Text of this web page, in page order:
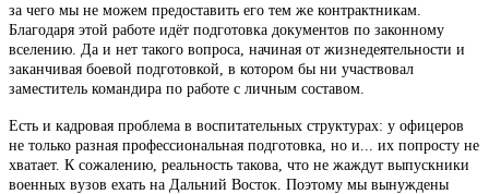
за чего мы не можем предоставить его тем же контрактникам.
Благодаря этой работе идёт подготовка документов по законному
вселению. Да и нет такого вопроса, начиная от жизнедеятельности и
заканчивая боевой подготовкой, в котором бы ни участвовал
заместитель командира по работе с личным составом.
Есть и кадровая проблема в воспитательных структурах: у офицеров
не только разная профессиональная подготовка, но и... их попросту не
хватает. К сожалению, реальность такова, что не жаждут выпускники
военных вузов ехать на Дальний Восток. Поэтому мы вынуждены